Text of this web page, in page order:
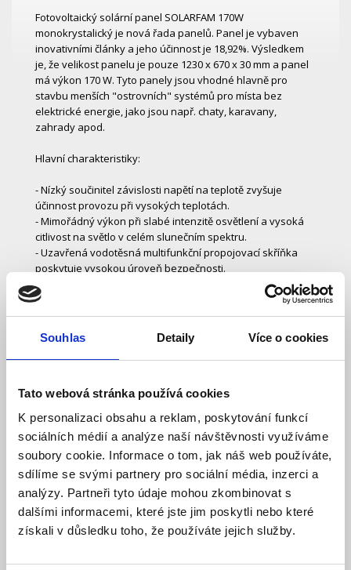
Souhlas Detaily Více o cookies
Tato webová stránka používá cookies
K personalizaci obsahu a reklam, poskytování funkcí
sociálních médií a analýze naší návštěvnosti využíváme
soubory cookie. Informace o tom, jak náš web používáte,
sdílíme se svými partnery pro sociální média, inzerci a
analýzy. Partneři tyto údaje mohou zkombinovat s
dalšími informacemi, které jste jim poskytli nebo které
získali v důsledku toho, že používáte jejich služby.
Fotovoltaický solární panel SOLARFAM 170W
monokrystalický je nová řada panelů. Panel je vybaven
inovativními články a jeho účinnost je 18,92%. Výsledkem
je, že velikost panelu je pouze 1230 x 670 x 30 mm a panel
má výkon 170 W. Tyto panely jsou vhodné hlavně pro
stavbu menších "ostrovních" systémů pro místa bez
elektrické energie, jako jsou např. chaty, karavany,
zahrady apod.
Hlavní charakteristiky:
- Nízký součinitel závislosti napětí na teplotě zvyšuje
účinnost provozu při vysokých teplotách.
- Mimořádný výkon při slabé intenzitě osvětlení a vysoká
citlivost na světlo v celém slunečním spektru.
- Uzavřená vodotěsná multifunkční propojovací skříňka
poskytuje vysokou úroveň bezpečnosti.
- Výkonné překlenovací (by-pass) diody omezují pokles
výkonu při zastínění.
- Robustní rám z anodizovaného hliníku usnadňuje střešní
montáž panelů do nejrůznějších montážních systémů.
- Vysoce průzračné temperované sklo nejvyšší kvality
vykazuje zvýšenou tuhost a odolnost proti nárazům.
(etylénvinylacetát) s třívrstvou ochrannou fólií splňuje
napětí.
- Panel vysokého výkonu a s rychloupínacím systémem s
konektory MC4.
- Certifikace a normy: PV Cycle, CE, ISO, TUV
Parametry produktu:
- Rám, materiál: hliník